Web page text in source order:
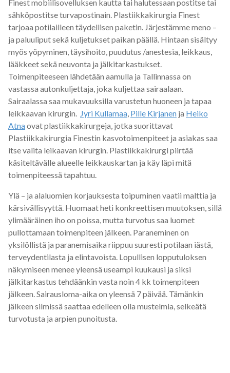
Finest mobiilisovelluksen kautta tai halutessaan postitse tai
sähköpostitse turvapostinain. Plastiikkakirurgia Finest
tarjoaa potilailleen täydellisen paketin. Järjestämme meno –
ja paluuliput sekä kuljetukset paikan päällä. Hintaan sisältyy
myös yöpyminen, täysihoito, puudutus /anestesia, leikkaus,
lääkkeet sekä neuvonta ja jälkitarkastukset.
Toimenpiteeseen lähdetään aamulla ja Tallinnassa on
vastassa autonkuljettaja, joka kuljettaa sairaalaan.
Sairaalassa saa mukavuuksilla varustetun huoneen ja tapaa
leikkaavan kirurgin.
Jyri Kullamaa Pille Kirjanen ja Heiko
Atnaovat plastiikkakirurgeja, jotka suorittavat
Plastiikkakirurgia Finestin kasvotoimenpiteet ja asiakas saa
itse valita leikaavan kirurgin. Plastiikkakirurgi piirtää
käsiteltävälle alueelle leikkauskartan ja käy läpi mitä
toimenpiteessä tapahtuu.
Ylä – ja alaluomien korjauksesta toipuminen vaatii malttia ja
kärsivällisyyttä. Huomaat heti konkreettisen muutoksen, sillä
ylimääräinen iho on poissa, mutta turvotus saa luomet
pullottamaan toimenpiteen jälkeen. Paraneminen on
yksilöllistä ja paranemisaika riippuu suuresti potilaan iästä,
terveydentilasta ja elintavoista. Lopullisen lopputuloksen
näkymiseen menee yleensä useampi kuukausi ja siksi
jälkitarkastus tehdäänkin vasta noin 4 kk toimenpiteen
jälkeen. Sairausloma-aika on yleensä 7 päivää. Tämänkin
jälkeen silmissä saattaa edelleen olla mustelmia, selkeätä
turvotusta ja arpien punoitusta.